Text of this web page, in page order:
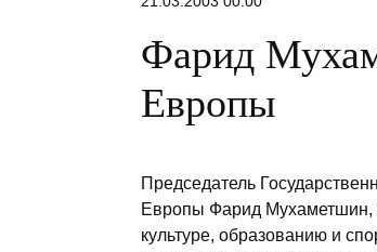
Фарид
Европы
Председатель
Европы Фарид Мухаметшин,
культуре, образованию и